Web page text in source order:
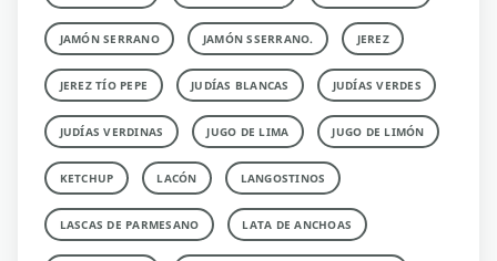
JAMÓN SERRANO JAMÓN SSERRANO. JEREZ
JEREZ TÍO PEPE JUDÍAS BLANCAS JUDÍAS VERDES
JUDÍAS VERDINAS JUGO DE LIMA JUGO DE LIMÓN
KETCHUP LACÓN LANGOSTINOS
LASCAS DE PARMESANO LATA DE ANCHOAS